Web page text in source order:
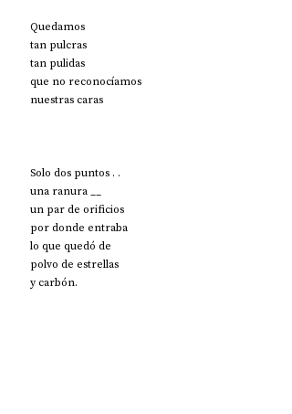
Quedamos
tan pulcras
tan pulidas
que no reconocíamos
nuestras caras
Solo dos puntos . .
una ranura __
un par de orificios
por donde entraba
lo que quedó de
polvo de estrellas
y carbón.